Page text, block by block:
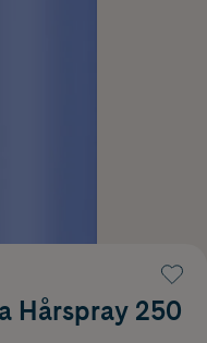
Hårspray 250